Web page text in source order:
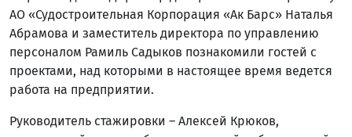
АО «Судостроительная Корпорация «Ак Барс» Наталья
Абрамова и заместитель директора по управлению
персоналом Рамиль Садыков познакомили гостей с
проектами, над которыми в настоящее время ведется
работа на предприятии.
Руководитель стажировки – Алексей Крюков,